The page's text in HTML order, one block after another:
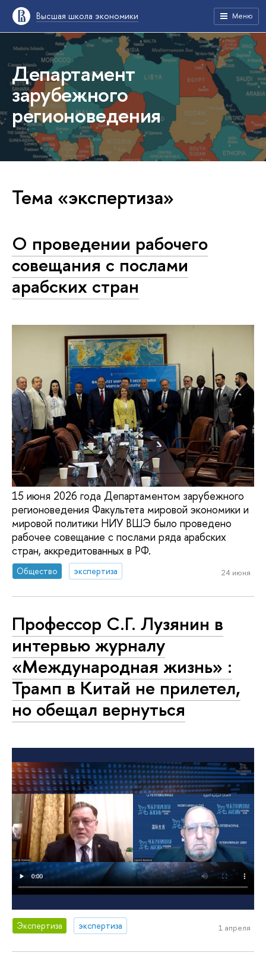
Высшая школа экономики Меню
Департамент
зарубежного
регионоведения
Тема «экспертиза»
О проведении рабочего
совещания с послами
арабских стран
15 июня 2026 года Департаментом зарубежного
регионоведения Факультета мировой экономики и
мировой политики НИУ ВШЭ было проведено
рабочее совещание с послами ряда арабских
стран, аккредитованных в РФ.
Общество экспертиза 24 июня
Профессор С.Г. Лузянин в
интервью журналу
«Международная жизнь» :
Трамп в Китай не прилетел,
но обещал вернуться
Экспертиза экспертиза 1 апреля